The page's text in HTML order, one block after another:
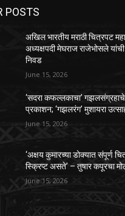
POSTS
अखिल भारतीय मराठी चित्रपट
अध्यक्षपदी मेघराज राजेभोसले
निवड
June 15, 2026
‘सदरा कफल्लकाचा’ गझलसंग्रहाचे
प्रकाशन; ‘गझलरंग’ मुशायरा
June 15, 2026
‘अक्षय कुमारच्या डोक्यात संपूर्ण
स्क्रिप्ट असते’ – तुषार कपूरचा
June 15, 2026